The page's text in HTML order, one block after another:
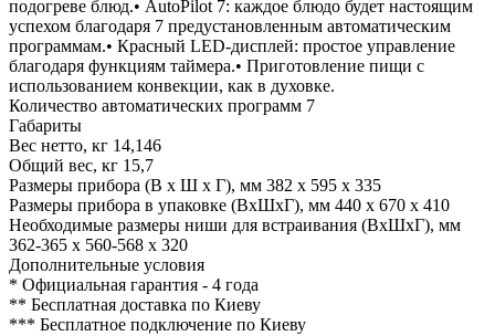
подогреве блюд.• AutoPilot 7: каждое блюдо будет настоящим
успехом благодаря 7 предустановленным автоматическим
программам.• Красный LED-дисплей: простое управление
благодаря функциям таймера.• Приготовление пищи с
использованием конвекции, как в духовке.
Количество автоматических программ 7
Габариты
Вес нетто, кг 14,146
Общий вес, кг 15,7
Размеры прибора (В х Ш х Г), мм 382 x 595 x 335
Размеры прибора в упаковке (ВхШхГ), мм 440 x 670 x 410
Необходимые размеры ниши для встраивания (ВхШхГ), мм
362-365 x 560-568 x 320
Дополнительные условия
* Официальная гарантия - 4 года
** Бесплатная доставка по Киеву
*** Бесплатное подключение по Киеву